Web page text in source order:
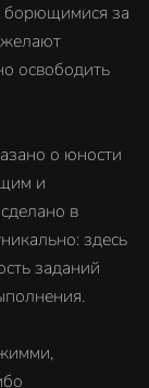
за
освободить
о юности
и
в
здесь
заданий